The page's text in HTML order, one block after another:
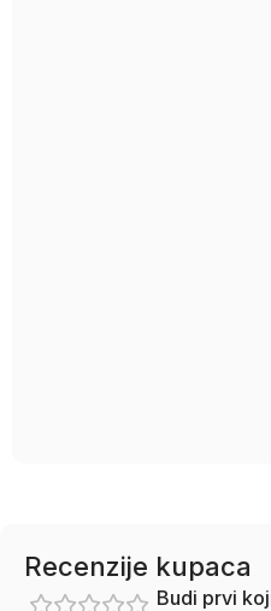
Recenzije kupaca
Budi prvi